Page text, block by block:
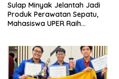
Sulap Minyak Jelantah Jadi
Produk Perawatan Sepatu,
Mahasiswa UPER Raih